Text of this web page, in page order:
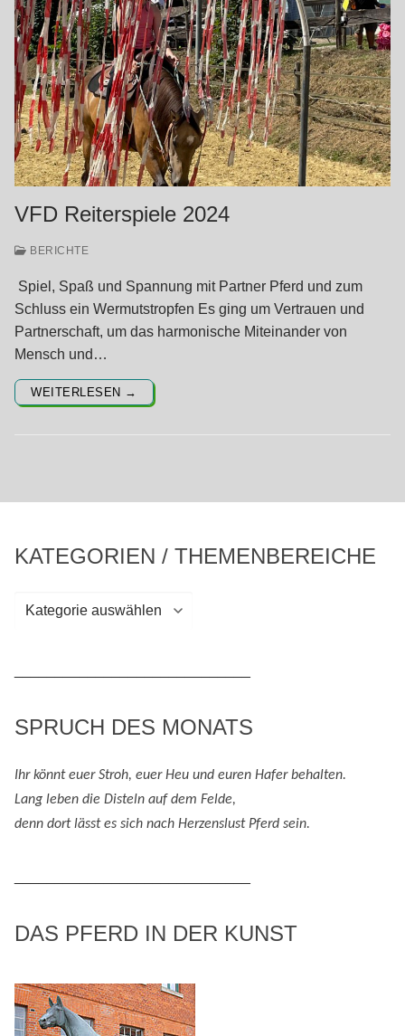
VFD Reiterspiele 2024
BERICHTE
Spiel, Spaß und Spannung mit Partner Pferd und zum
Schluss ein Wermutstropfen Es ging um Vertrauen und
Partnerschaft, um das harmonische Miteinander von
Mensch und…
WEITERLESEN →
KATEGORIEN / THEMENBEREICHE
Kategorien
SPRUCH DES MONATS
Ihr könnt euer Stroh, euer Heu und euren Hafer behalten.
Lang leben die Disteln auf dem Felde,
denn dort lässt es sich nach Herzenslust Pferd sein.
DAS PFERD IN DER KUNST